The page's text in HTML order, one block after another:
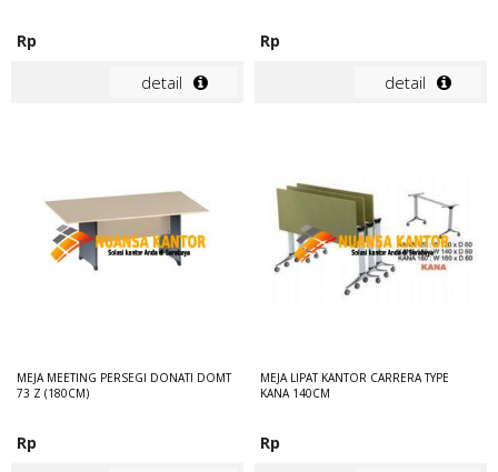
Rp
detail
Rp
detail
MEJA MEETING PERSEGI DONATI DOMT
73 Z (180CM)
Rp
MEJA LIPAT KANTOR CARRERA TYPE
KANA 140CM
Rp